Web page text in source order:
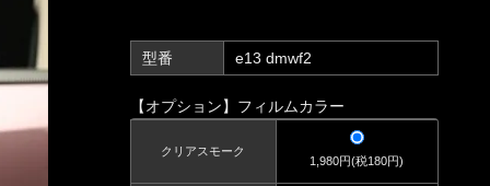
型番 e13 dmwf2
【オプション】フィルムカラー
クリアスモーク
1,980円(税180円)